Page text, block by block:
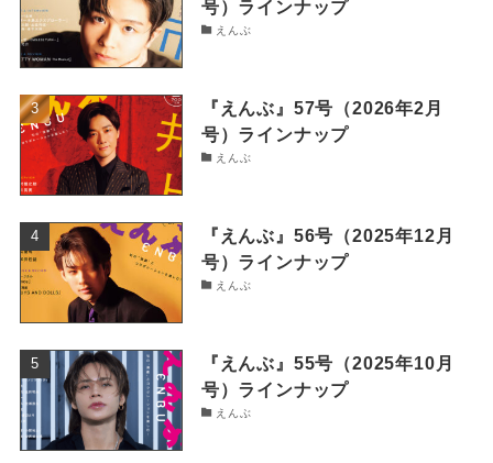
号）ラインナップ
えんぶ
『えんぶ』57号（2026年2月
号）ラインナップ
えんぶ
『えんぶ』56号（2025年12月
号）ラインナップ
えんぶ
『えんぶ』55号（2025年10月
号）ラインナップ
えんぶ